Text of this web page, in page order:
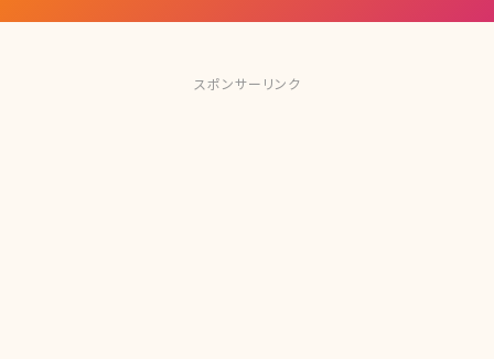
スポンサーリンク